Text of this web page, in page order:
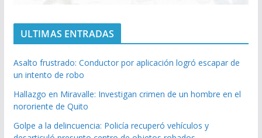
ULTIMAS ENTRADAS
Asalto frustrado: Conductor por aplicación logró escapar de
un intento de robo
Hallazgo en Miravalle: Investigan crimen de un hombre en el
nororiente de Quito
Golpe a la delincuencia: Policía recuperó vehículos y